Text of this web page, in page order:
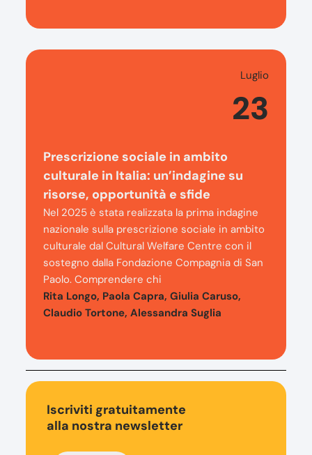
Luglio
23
Prescrizione sociale in ambito
culturale in Italia: un’indagine su
risorse, opportunità e sfide
Nel 2025 è stata realizzata la prima indagine
nazionale sulla prescrizione sociale in ambito
culturale dal Cultural Welfare Centre con il
sostegno dalla Fondazione Compagnia di San
Paolo. Comprendere chi
Rita Longo, Paola Capra, Giulia Caruso,
Claudio Tortone, Alessandra Suglia
Iscriviti gratuitamente
alla nostra newsletter